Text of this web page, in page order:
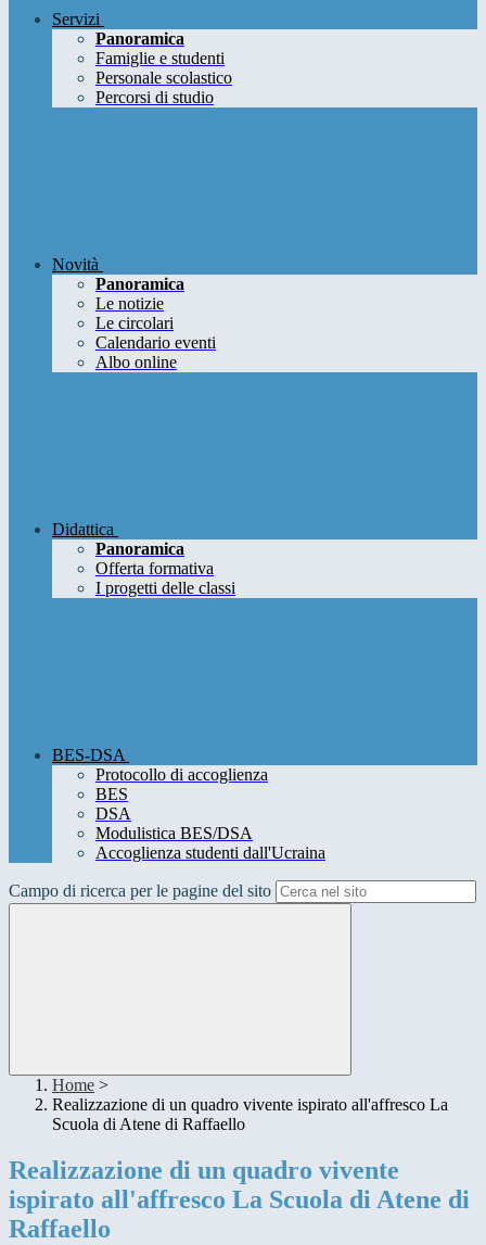
Servizi
Panoramica
Famiglie e studenti
Personale scolastico
Percorsi di studio
Novità
Panoramica
Le notizie
Le circolari
Calendario eventi
Albo online
Didattica
Panoramica
Offerta formativa
I progetti delle classi
BES-DSA
Protocollo di accoglienza
BES
DSA
Modulistica BES/DSA
Accoglienza studenti dall'Ucraina
Campo di ricerca per le pagine del sito
Home >
Realizzazione di un quadro vivente ispirato all'affresco La
Scuola di Atene di Raffaello
Realizzazione di un quadro vivente
ispirato all'affresco La Scuola di Atene di
Raffaello